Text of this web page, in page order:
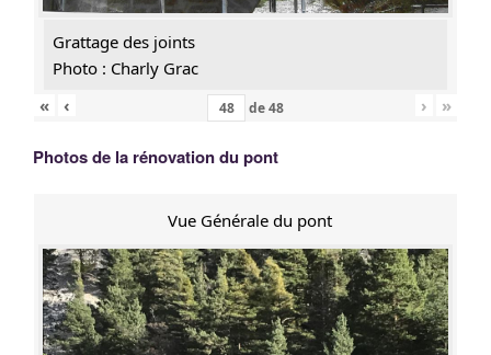
Grattage des joints
Photo : Charly Grac
«
‹ de48 › »
Photos de la rénovation du pont
Vue Générale du pont